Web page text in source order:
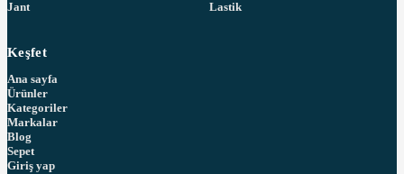
Jant Lastik
Keşfet
Ana sayfa
Ürünler
Kategoriler
Markalar
Blog
Sepet
Giriş yap